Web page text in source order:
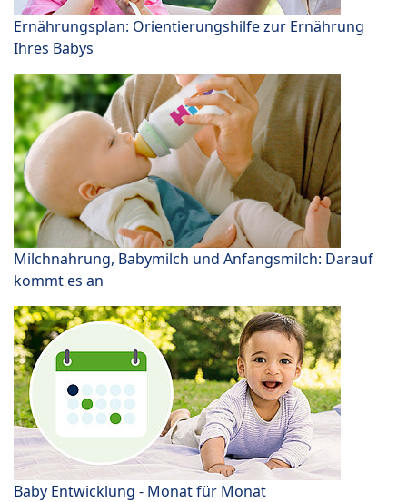
Ernährungsplan: Orientierungshilfe zur Ernährung
Ihres Babys
Milchnahrung, Babymilch und Anfangsmilch: Darauf
kommt es an
Baby Entwicklung - Monat für Monat